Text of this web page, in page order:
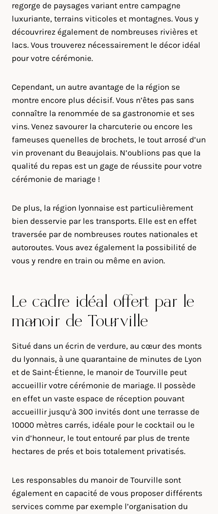
regorge de paysages variant entre campagne
luxuriante, terrains viticoles et montagnes. Vous y
découvrirez également de nombreuses rivières et
lacs. Vous trouverez nécessairement le décor idéal
pour votre cérémonie.
Cependant, un autre avantage de la région se
montre encore plus décisif. Vous n’êtes pas sans
connaître la renommée de sa gastronomie et ses
vins. Venez savourer la charcuterie ou encore les
fameuses quenelles de brochets, le tout arrosé d’un
vin provenant du Beaujolais. N’oublions pas que la
qualité du repas est un gage de réussite pour votre
cérémonie de mariage !
De plus, la région lyonnaise est particulièrement
bien desservie par les transports. Elle est en effet
traversée par de nombreuses routes nationales et
autoroutes. Vous avez également la possibilité de
vous y rendre en train ou même en avion.
Le cadre idéal offert par le
manoir de Tourville
Situé dans un écrin de verdure, au cœur des monts
du lyonnais, à une quarantaine de minutes de Lyon
et de Saint-Étienne, le manoir de Tourville peut
accueillir votre cérémonie de mariage. Il possède
en effet un vaste espace de réception pouvant
accueillir jusqu’à 300 invités dont une terrasse de
10000 mètres carrés, idéale pour le cocktail ou le
vin d’honneur, le tout entouré par plus de trente
hectares de prés et bois totalement privatisés.
Les responsables du manoir de Tourville sont
également en capacité de vous proposer différents
services comme par exemple l’organisation du